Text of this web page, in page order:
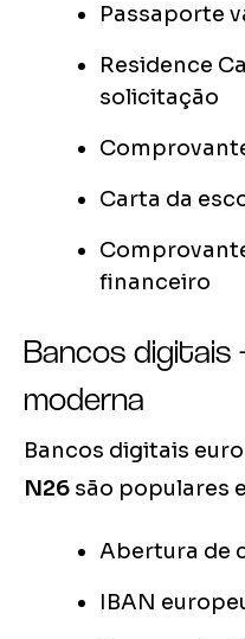
Passaporte
Residence
solicitação
Carta da
financeiro
Bancos digitais
moderna
Bancos digitais
N26 são populares
Abertura de
IBAN